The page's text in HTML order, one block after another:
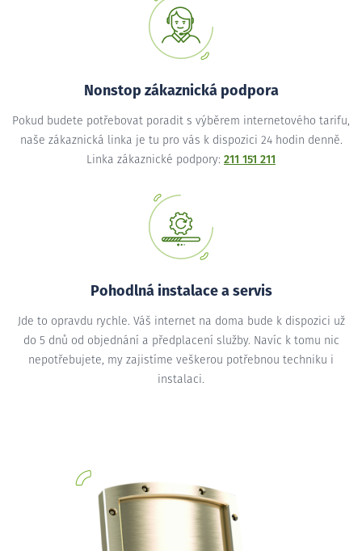
Nonstop zákaznická podpora
Pokud budete potřebovat poradit s výběrem internetového tarifu,
naše zákaznická linka je tu pro vás k dispozici 24 hodin denně.
Linka zákaznické podpory: 211 151 211
Pohodlná instalace a servis
Jde to opravdu rychle. Váš internet na doma bude k dispozici už
do 5 dnů od objednání a předplacení služby. Navíc k tomu nic
nepotřebujete, my zajistíme veškerou potřebnou techniku i
instalaci.